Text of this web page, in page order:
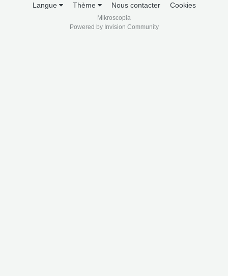
Langue Thème Nous contacter Cookies
Mikroscopia
Powered by Invision Community